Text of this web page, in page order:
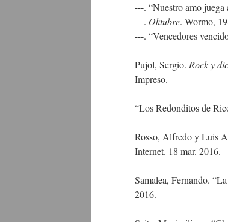
---. “Nuestro amo juega
---. Oktubre. Wormo,
---. “Vencedores
Pujol, Sergio. Rock y
Impreso.
“Los Redonditos de
Rosso, Alfredo y Luis
Internet. 18 mar. 2016.
Samalea, Fernando.
2016.